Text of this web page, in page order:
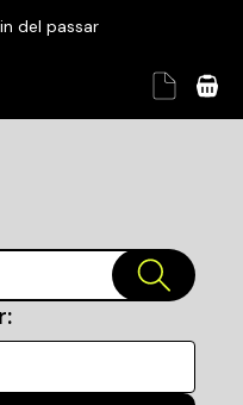
del passar
: